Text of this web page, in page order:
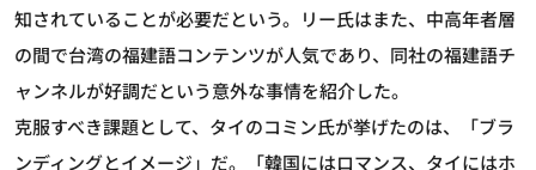
知されていることが必要だという。リー氏はまた、中高年者層
の間で台湾の福建語コンテンツが人気であり、同社の福建語チ
ャンネルが好調だという意外な事情を紹介した。
克服すべき課題として、タイのコミン氏が挙げたのは、「ブラ
ンディングとイメージ」だ。「韓国にはロマンス、タイにはホ